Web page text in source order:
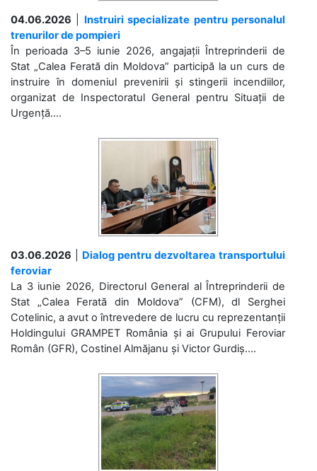
04.06.2026
Instruiri specializate pentru personalul
trenurilor de pompieri
În perioada 3–5 iunie 2026, angajații Întreprinderii de
Stat „Calea Ferată din Moldova” participă la un curs de
instruire în domeniul prevenirii și stingerii incendiilor,
organizat de Inspectoratul General pentru Situații de
Urgență....
03.06.2026
Dialog pentru dezvoltarea transportului
feroviar
La 3 iunie 2026, Directorul General al Întreprinderii de
Stat „Calea Ferată din Moldova” (CFM), dl Serghei
Cotelinic, a avut o întrevedere de lucru cu reprezentanții
Holdingului GRAMPET România și ai Grupului Feroviar
Român (GFR), Costinel Almăjanu și Victor Gurdiș....